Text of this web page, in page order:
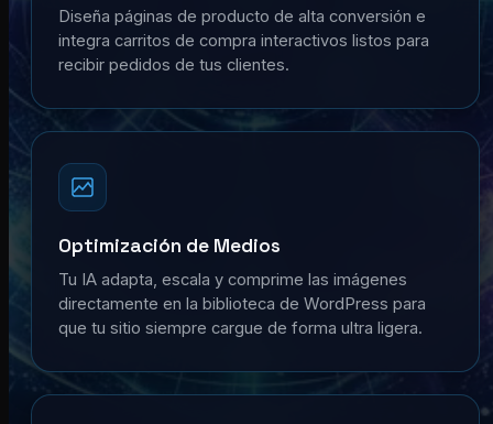
Diseña páginas de producto de alta conversión e
integra carritos de compra interactivos listos para
recibir pedidos de tus clientes.
Optimización de Medios
Tu IA adapta, escala y comprime las imágenes
directamente en la biblioteca de WordPress para
que tu sitio siempre cargue de forma ultra ligera.